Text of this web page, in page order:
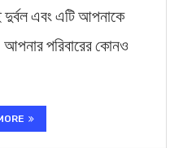
এবং এটি আপনাকে
পরিবারের কোনও